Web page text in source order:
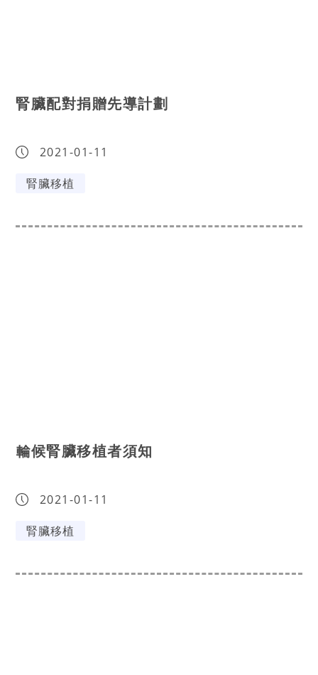
腎臟配對捐贈先導計劃
2021-01-11
腎臟移植
輪候腎臟移植者須知
2021-01-11
腎臟移植